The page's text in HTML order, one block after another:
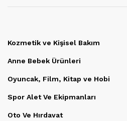
Kozmetik ve Kişisel Bakım
Anne Bebek Ürünleri
Oyuncak, Film, Kitap ve Hobi
Spor Alet Ve Ekipmanları
Oto Ve Hırdavat